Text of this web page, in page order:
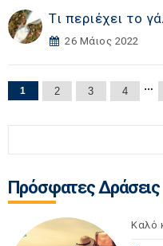
Τι περιέχει το
26 Μάιος 2022
Σελίδες
1 2 3 4 …
Πρόσφατες Δράσεις
Καλό